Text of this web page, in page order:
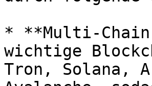
* **Multi-
wichtige
Tron, Solana,